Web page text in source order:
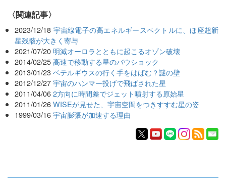
関連記事
2023/12/18 宇宙線電子の高エネルギースペクトルに、ほ座超新
星残骸が大きく寄与
2021/07/20 明滅オーロラとともに起こるオゾン破壊
2014/02/25 高速で移動する星のバウショック
2013/01/23 ベテルギウスの行く手をはばむ？謎の壁
2012/12/27 宇宙のハンマー投げで飛ばされた星
2011/04/06 2方向に時間差でジェット噴射する原始星
2011/01/26 WISEが見せた、宇宙空間をつきすすむ星の姿
1999/03/16 宇宙膨張が加速する理由